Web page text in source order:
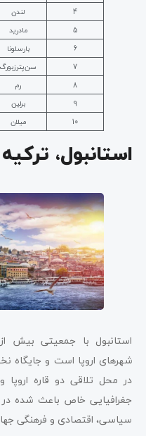
4
لندن
5
مادرید
6
بارسلونا
7
سن‌پترزبورگ
8
رم
9
برلین
10
میلان
استانبول، ترکیه
استانبول با جمعیتی بیش از ۱۵.۷ میلیون نفر،
شهرهای اروپا است و جایگاه
در محل تلاقی دو قاره
جغرافیایی خاص باعث شده در
سیاسی، اقتصادی و فرهنگی